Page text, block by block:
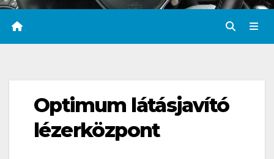
Optimum látásjavító
lézerközpont